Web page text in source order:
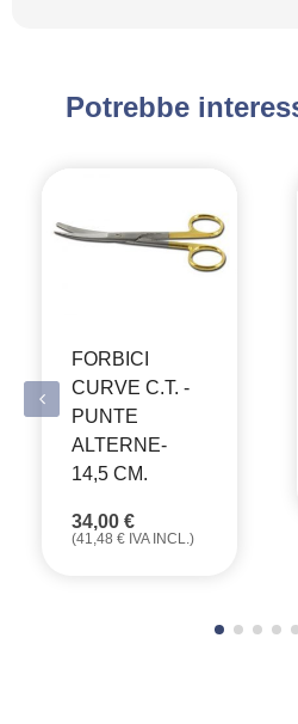
Potrebbe
FORBICI
CURVE C.T. -
PUNTE
ALTERNE-
14,5 CM.
34,00 €
(41,48 € IVA INCL.)